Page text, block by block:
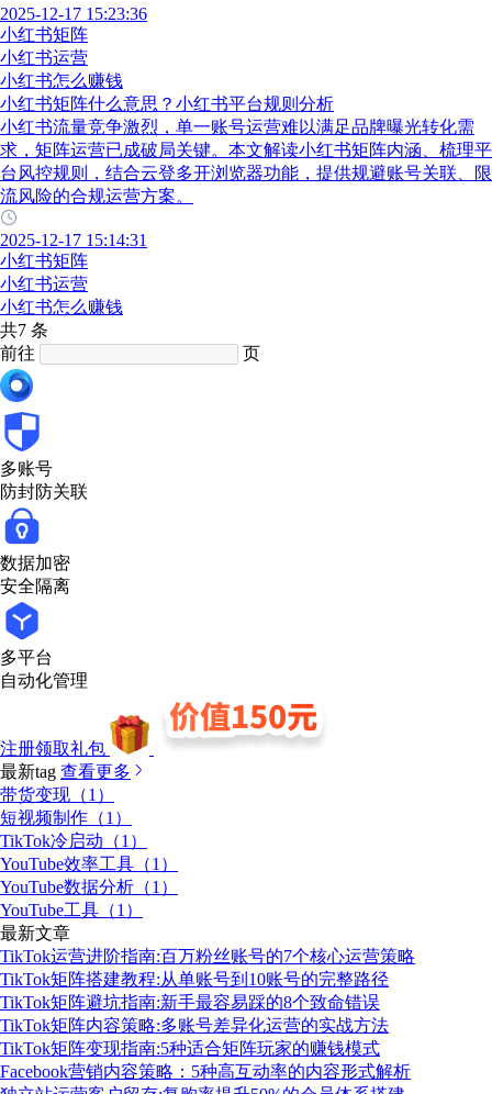
2025-12-17 15:23:36
小红书矩阵
小红书运营
小红书怎么赚钱
小红书矩阵什么意思？小红书平台规则分析
小红书流量竞争激烈，单一账号运营难以满足品牌曝光转化需
求，矩阵运营已成破局关键。本文解读小红书矩阵内涵、梳理平
台风控规则，结合云登多开浏览器功能，提供规避账号关联、限
流风险的合规运营方案。
2025-12-17 15:14:31
小红书矩阵
小红书运营
小红书怎么赚钱
共7 条
前往
页
多账号
防封防关联
数据加密
安全隔离
多平台
自动化管理
注册领取礼包
最新tag 查看更多
带货变现（1）
短视频制作（1）
TikTok冷启动（1）
YouTube效率工具（1）
YouTube数据分析（1）
YouTube工具（1）
最新文章
TikTok运营进阶指南:百万粉丝账号的7个核心运营策略
TikTok矩阵搭建教程:从单账号到10账号的完整路径
TikTok矩阵避坑指南:新手最容易踩的8个致命错误
TikTok矩阵内容策略:多账号差异化运营的实战方法
TikTok矩阵变现指南:5种适合矩阵玩家的赚钱模式
Facebook营销内容策略：5种高互动率的内容形式解析